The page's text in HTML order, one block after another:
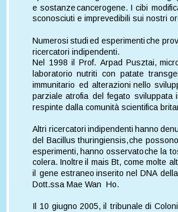
e sostanze cancerogene. I cibi
sconosciuti e imprevedibili sui nostri
Numerosi studi ed esperimenti che
ricercatori indipendenti.
Nel 1998 il Prof. Arpad Pusztai,
laboratorio nutriti con patate
immunitario ed alterazioni nello
parziale atrofia del fegato sviluppata
respinte dalla comunità scientifica
Altri ricercatori indipendenti hanno
del Bacillus thuringiensis, che
esperimenti, hanno osservato che la
colera. Inoltre il mais Bt, come molte
il gene estraneo inserito nel DNA
Dott.ssa Mae Wan  Ho.
Il 10 giugno 2005, il tribunale di